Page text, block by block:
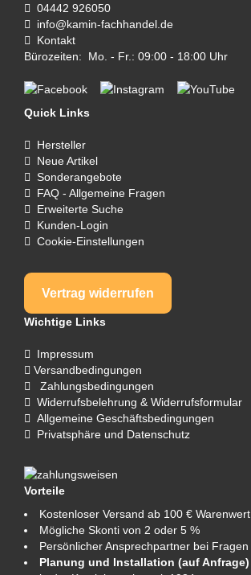
04442 926050
info@kamin-fachhandel.de
Kontakt
Bürozeiten: Mo. - Fr.: 09:00 - 18:00 Uhr
Quick Links
Hersteller
Neue Artikel
Sonderangebote
FAQ - Allgemeine Fragen
Erweiterte Suche
Kunden-Login
Cookie-Einstellungen
Vertrag widerrufen
Wichtige Links
Impressum
Versandbedingungen
Zahlungsbedingungen
Widerrufsbelehrung & Widerrufsformular
Allgemeine Geschäftsbedingungen
Privatsphäre und Datenschutz
Vorteile
Kostenloser Versand ab 100 € Warenwert
Mögliche Skonti von 2 oder 5 %
Persönlicher Ansprechpartner bei Fragen
Planung und Installation (auf Anfrage)